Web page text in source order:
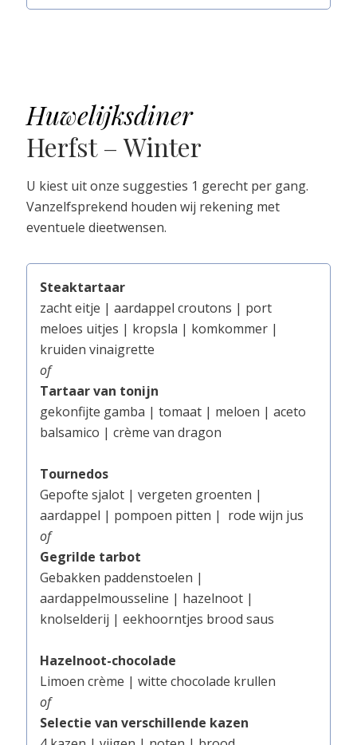
Huwelijksdiner
Herfst – Winter
U kiest uit onze suggesties 1 gerecht per gang.
Vanzelfsprekend houden wij rekening met
eventuele dieetwensen.
Steaktartaar
zacht eitje | aardappel croutons | port
meloes uitjes | kropsla | komkommer |
kruiden vinaigrette
of
Tartaar van tonijn
gekonfijte gamba | tomaat | meloen | aceto
balsamico | crème van dragon
Tournedos
Gepofte sjalot | vergeten groenten |
aardappel | pompoen pitten | rode wijn jus
of
Gegrilde tarbot
Gebakken paddenstoelen |
aardappelmousseline | hazelnoot |
knolselderij | eekhoorntjes brood saus
Hazelnoot-chocolade
Limoen crème | witte chocolade krullen
of
Selectie van verschillende kazen